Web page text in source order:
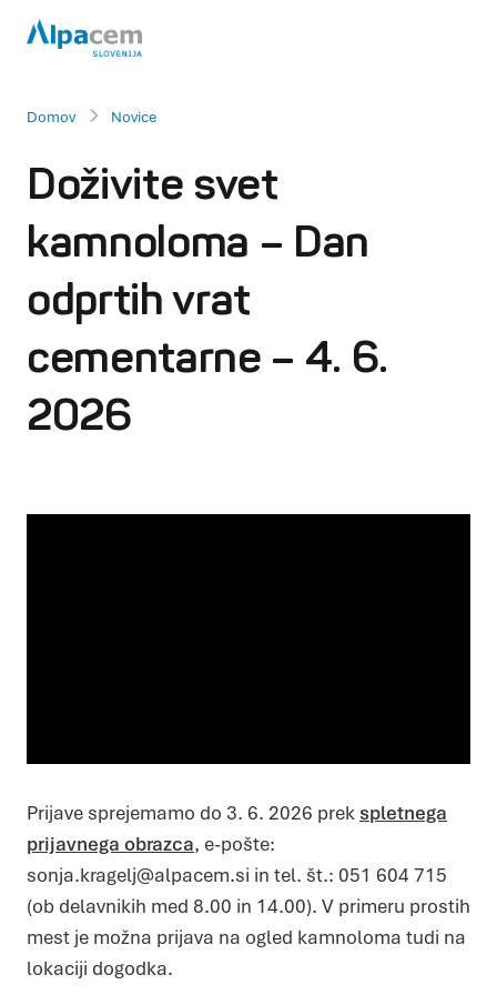
Domov Novice
Doživite svet
kamnoloma – Dan
odprtih vrat
cementarne – 4. 6.
2026
Prijave sprejemamo do 3. 6. 2026 prek spletnega
prijavnega obrazca, e-pošte:
sonja.kragelj@alpacem.si in tel. št.: 051 604 715
(ob delavnikih med 8.00 in 14.00). V primeru prostih
mest je možna prijava na ogled kamnoloma tudi na
lokaciji dogodka.
Piškotki
Piškotke uporabljamo za prilagoditev vsebin in oglasov, za
zagotavljanje funkcij družbenih medijev in za analize našega
prometa. Poleg tega delimo informacije o vaši uporabi našega
mesta z našimi partnerji s področja družbenih medijev,
informacijami, ki ste jim jih posredovali ali pa so jih zbrali skozi
vašo uporabo njihovih storitev.